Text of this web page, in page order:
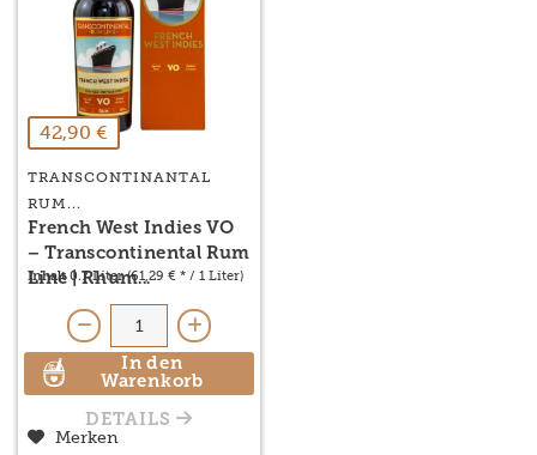
42,90 €
TRANSCONTINANTAL
RUM...
French West Indies VO
– Transcontinental Rum
Line | Rhum...
Inhalt0.7 Liter(61,29 € * / 1 Liter)
In den
Warenkorb
DETAILS
Merken